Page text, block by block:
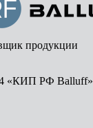
продукции
«КИП РФ Balluff»